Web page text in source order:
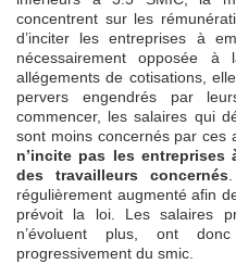
concentrent sur les
d’inciter les entreprises à
nécessairement opposée
allégements de cotisations,
pervers engendrés par
commencer, les salaires qui
sont moins concernés par ces
n’incite pas les
des travailleurs concernés
régulièrement augmenté afin
prévoit la loi. Les salaires
n’évoluent plus, ont
progressivement du smic.